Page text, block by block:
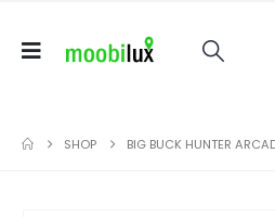
SHOP BIG BUCK HUNTER